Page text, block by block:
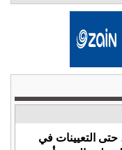
حتى التعيينات في